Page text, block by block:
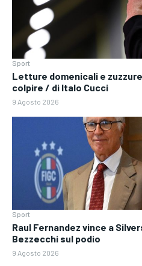
Sport
Letture domenicali e
colpire / di Italo Cucci
9 Agosto 2026
Sport
Raul Fernandez vince a
Bezzecchi sul podio
9 Agosto 2026